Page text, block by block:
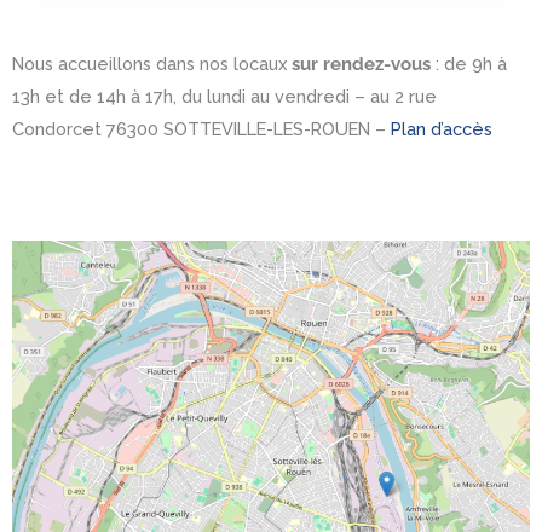
Nous accueillons dans nos locaux sur rendez-vous : de 9h à
13h et de 14h à 17h, du lundi au vendredi – au 2 rue
Condorcet 76300 SOTTEVILLE-LES-ROUEN – Plan d’accès